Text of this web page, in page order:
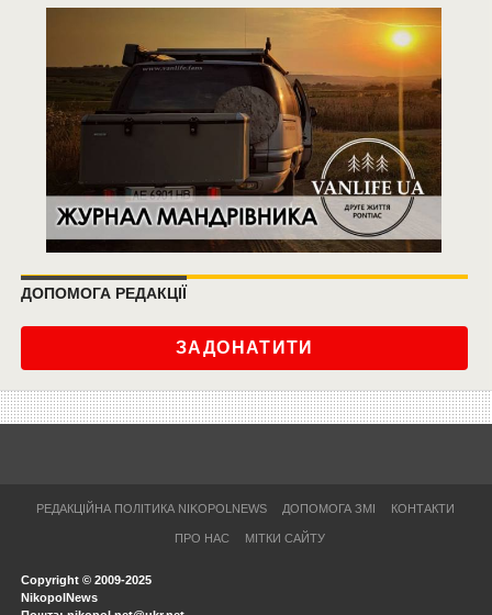
ДОПОМОГА РЕДАКЦІЇ
ЗАДОНАТИТИ
РЕДАКЦІЙНА ПОЛІТИКА NIKOPOLNEWS ДОПОМОГА ЗМІ КОНТАКТИ
ПРО НАС МІТКИ САЙТУ
Copyright © 2009-2025
NikopolNews